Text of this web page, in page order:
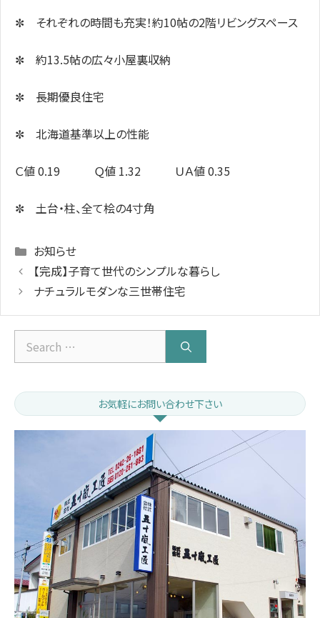
✼ それぞれの時間も充実！約10帖の2階リビングスペース
✼ 約13.5帖の広々小屋裏収納
✼ 長期優良住宅
✼ 北海道基準以上の性能
Ｃ値 0.19 Ｑ値 1.32 ＵＡ値 0.35
✼ 土台・柱、全て桧の4寸角
Categories
お知らせ
【完成】子育て世代のシンプルな暮らし
ナチュラルモダンな三世帯住宅
Search
for:
お気軽にお問い合わせ下さい